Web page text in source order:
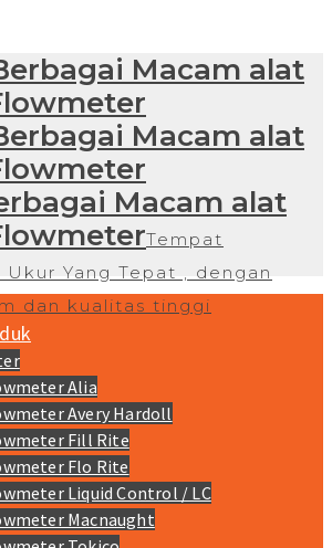
Macam alat
Tempat
Yang Tepat , dengan
dan kualitas tinggi
Alia
Avery Hardoll
Fill Rite
Flo Rite
Liquid Control / LC
Macnaught